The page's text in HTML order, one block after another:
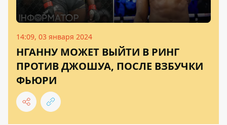
14:09, 03 января 2024
НГАННУ МОЖЕТ ВЫЙТИ В РИНГ
ПРОТИВ ДЖОШУА, ПОСЛЕ ВЗБУЧКИ
ФЬЮРИ